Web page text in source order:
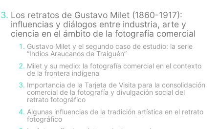
Los retratos de Gustavo Milet (1860-1917):
influencias y diálogos entre industria, arte y
ciencia en el ámbito de la fotografía comercial
Gustavo Milet y el segundo caso de estudio: la serie
“Indios Araucanos de Traiguén”
Milet y su medio: la fotografía comercial en el contexto
de la frontera indígena
Importancia de la Tarjeta de Visita para la consolidación
comercial de la fotografía y divulgación social del
retrato fotográfico
Algunas influencias de la tradición artística en el retrato
fotográfico